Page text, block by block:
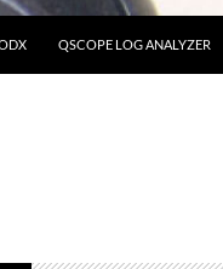
QSCOPE LOG ANALYZER